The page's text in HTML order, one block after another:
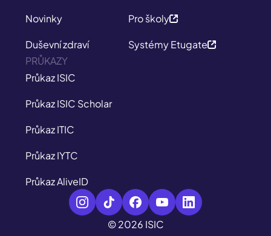
Novinky
Duševní zdraví
Pro školy
Systémy Etugate
PRŮKAZY
Průkaz ISIC
Průkaz ISIC Scholar
Průkaz ITIC
Průkaz IYTC
Průkaz AliveID
© 2026 ISIC